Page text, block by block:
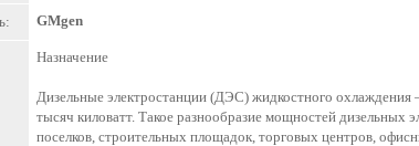
GMgen
Назначение
Дизельные электростанции (ДЭС) жидкостного
тысяч киловатт. Такое разнообразие мощностей дизельных
поселков, строительных площадок, торговых центров,